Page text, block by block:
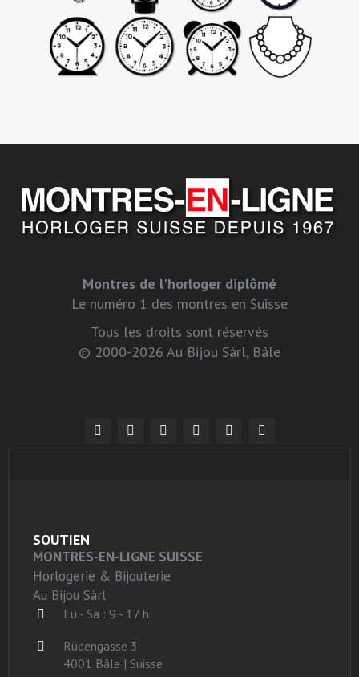
Montres de l'horloger diplômé
Le numéro 1 des montres en Suisse
Tous les droits sont réservés
© 2000-2026 Au Bijou Sàrl, Bâle
SOUTIEN
MONTRES-EN-LIGNE SUISSE
Horlogerie & Bijouterie
Au Bijou Sàrl
Lu - Sa : 9 - 17 h
Rüdengasse 3
4001 Bâle | Suisse